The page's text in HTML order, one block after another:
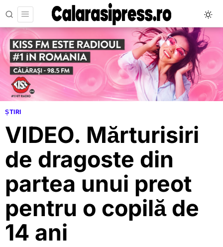
ȘTIRI
VIDEO. Mărturisiri
de dragoste din
partea unui preot
pentru o copilă de
14 ani